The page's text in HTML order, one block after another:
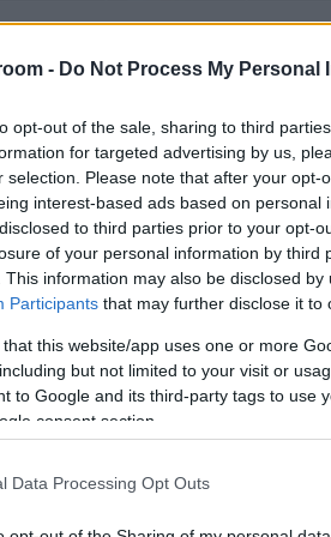
- Do Not Process My Personal
opt-out of the sale, sharing to third
for targeted advertising by us,
selection. Please note that after your opt-
interest-based ads based on personal
to third parties prior to your opt-
of your personal information by third
This information may also be disclosed
Participants that may further disclose it to
that this website/app uses one or more
but not limited to your visit or
to Google and its third-party tags to use
consent section.
Data Processing Opt Outs
Παναθηναϊκού στον 2ο
από την κλήρωση της
League Phase
της
την ουγγρική Πάκσι.
εκτός έδρας, με τη
χρόνια παρουσιάζει
φέρνει στην 3η θέση του
και Φερεντσβάρος.
uti stadion» χωρητικότητας
Μπογκνάρ, ενώ πιο
είναι ο στόπερ Γκαμπόρ Βας.